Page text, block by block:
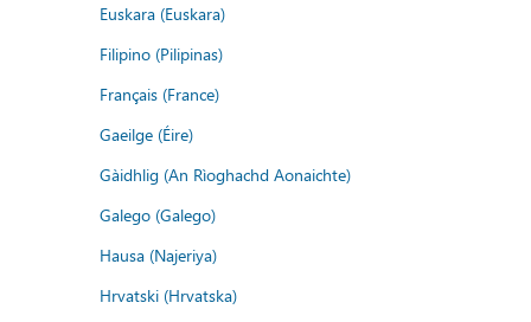
Euskara (Euskara)
Filipino (Pilipinas)
Français (France)
Gaeilge (Éire)
Gàidhlig (An Rìoghachd Aonaichte)
Galego (Galego)
Hausa (Najeriya)
Hrvatski (Hrvatska)